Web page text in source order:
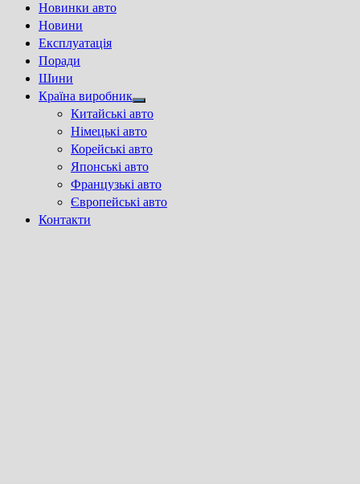
Новинки авто
Новини
Експлуатація
Поради
Шини
Країна виробник
Show
sub
menu
Китайські авто
Німецькі авто
Корейські авто
Японські авто
Французькі авто
Європейські авто
Контакти